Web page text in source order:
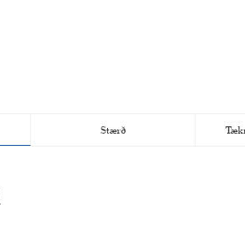
Stærð